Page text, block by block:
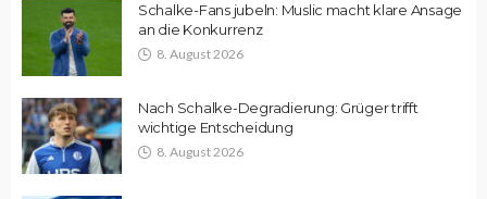
Schalke-Fans jubeln: Muslic macht klare Ansage
an die Konkurrenz
8. August 2026
Nach Schalke-Degradierung: Grüger trifft
wichtige Entscheidung
8. August 2026